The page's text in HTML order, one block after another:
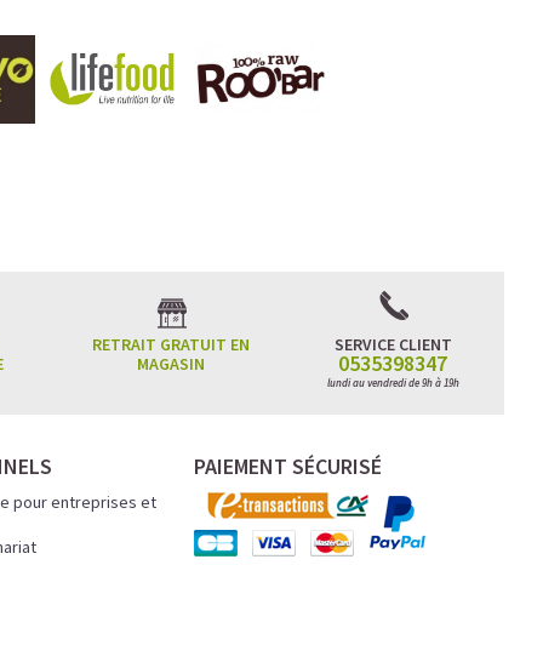
RETRAIT GRATUIT EN
MAGASIN
SERVICE CLIENT
0535398347
lundi au vendredi de 9h à 19h
pour entreprises et
PAIEMENT SÉCURISÉ